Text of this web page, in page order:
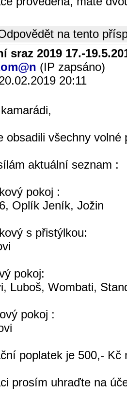
na tento
sraz 2019 17.-
(IP zapsáno)
20:11
obsadili všechny
aktuální seznam :
pokoj :
Oplík Jeník, Jožin
s přistýlkou:
pokoj:
Luboš, Wombati,
pokoj :
poplatek je 500,- Kč
prosím uhraďte na